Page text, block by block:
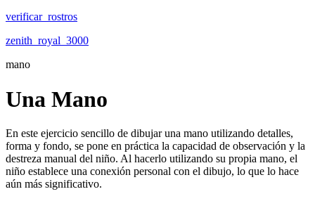
verificar_rostros
zenith_royal_3000
mano
Una Mano
En este ejercicio sencillo de dibujar una mano utilizando detalles,
forma y fondo, se pone en práctica la capacidad de observación y la
destreza manual del niño. Al hacerlo utilizando su propia mano, el
niño establece una conexión personal con el dibujo, lo que lo hace
aún más significativo.